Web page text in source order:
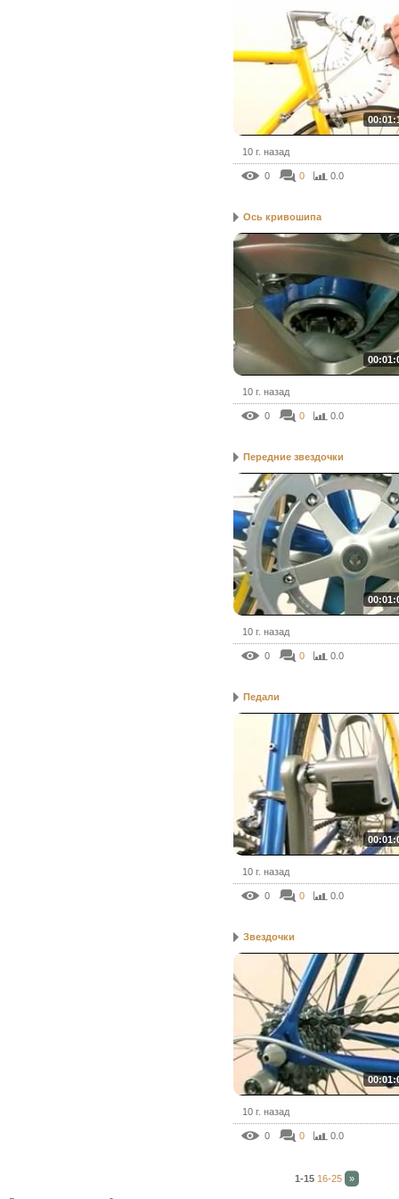
10 г. назад
0 0 0.0
Ось кривошипа
10 г. назад
0 0 0.0
Передние звездочки
10 г. назад
0 0 0.0
Педали
10 г. назад
0 0 0.0
Звездочки
10 г. назад
0 0 0.0
1-15 16-25 »